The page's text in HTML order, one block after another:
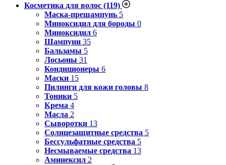
Косметика для волос (119)
Маска-прешампунь 5
Миноксидил для бороды 0
Миноксидил 6
Шампуни 35
Бальзамы 5
Лосьоны 31
Кондиционеры 6
Маски 15
Пилинги для кожи головы 8
Тоники 5
Крема 4
Масла 2
Сыворотки 13
Солнцезащитные средства 5
Бессульфатные средства 5
Несмываемые средства 13
Аминексил 2